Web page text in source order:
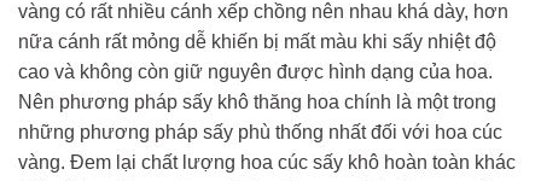
vàng có rất nhiều cánh xếp chồng nên nhau khá dày, hơn
nữa cánh rất mỏng dễ khiến bị mất màu khi sấy nhiệt độ
cao và không còn giữ nguyên được hình dạng của hoa.
Nên phương pháp sấy khô thăng hoa chính là một trong
những phương pháp sấy phù thống nhất đối với hoa cúc
vàng. Đem lại chất lượng hoa cúc sấy khô hoàn toàn khác